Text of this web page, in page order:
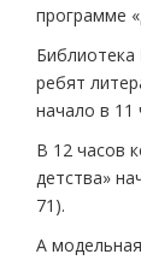
программе
Библиотека
ребят
начало в 11
В 12 часов
детства»
71).
А